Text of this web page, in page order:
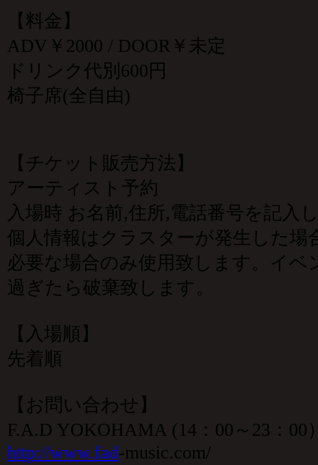
【料金】
ADV￥2000 / DOOR￥未定
ドリンク代別600円
椅子席(全自由)
【チケット販売方法】
アーティスト予約
入場時 お名前,住所,電話番号を記入
個人情報はクラスターが発生した場
必要な場合のみ使用致します。イベ
過ぎたら破棄致します。
【入場順】
先着順
【お問い合わせ】
F.A.D YOKOHAMA (14：00～23：00
http://www.fad-music.com/